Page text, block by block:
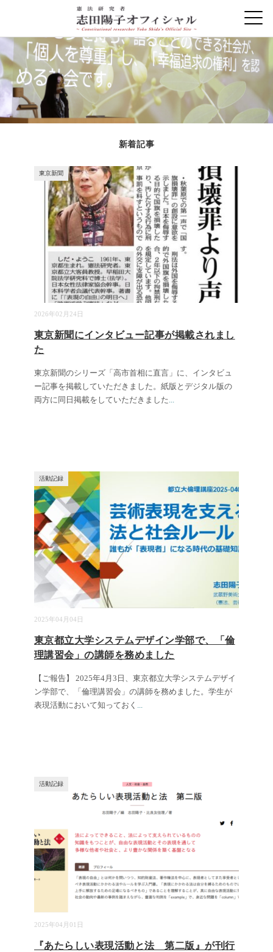
新着記事
2026年02月24日
東京新聞
東京新聞にインタビュー記事が掲載されまし
た
東京新聞のシリーズ「高市首相に直言」に、インタビュ
ー記事を掲載していただきました。紙版とデジタル版の
両方に同日掲載をしていただきました...
2025年04月04日
活動記録
東京都立大学システムデザイン学部で、「倫
理講習会」の講師を務めました
【ご報告】 2025年4月3日、東京都立大学システムデザイ
ン学部で、「倫理講習会」の講師を務めました。学生が
表現活動において知っておく ...
2025年04月01日
活動記録
『あたらしい表現活動と法 第二版』が刊行